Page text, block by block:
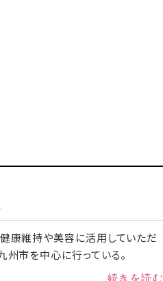
康維持や美容に活用していただ
州市を中心に行っている。
続きを読む